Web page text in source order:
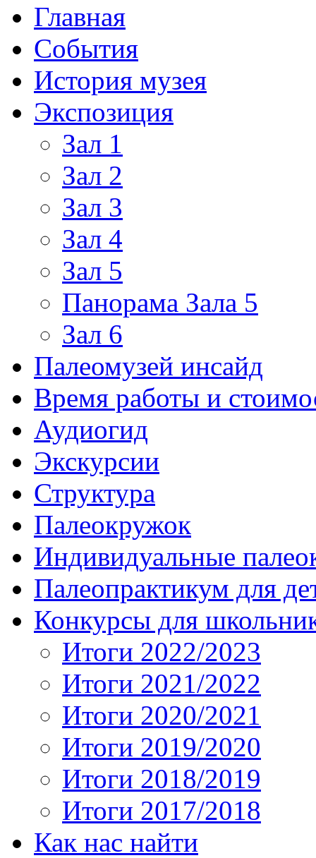
Главная
События
История музея
Экспозиция
Зал 1
Зал 2
Зал 3
Зал 4
Зал 5
Панорама Зала 5
Зал 6
Палеомузей инсайд
Время работы и
Аудиогид
Экскурсии
Структура
Палеокружок
Индивидуальные
Палеопрактикум для
Конкурсы для
Итоги 2022/2023
Итоги 2021/2022
Итоги 2020/2021
Итоги 2019/2020
Итоги 2018/2019
Итоги 2017/2018
Как нас найти